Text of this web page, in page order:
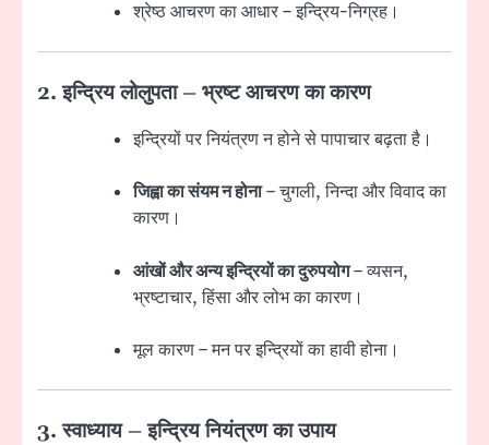
श्रेष्ठ आचरण का आधार – इन्द्रिय-निग्रह।
2. इन्द्रिय लोलुपता – भ्रष्ट आचरण का कारण
इन्द्रियों पर नियंत्रण न होने से पापाचार बढ़ता है।
जिह्वा का संयम न होना– चुगली, निन्दा और विवाद का
कारण।
आंखों और अन्य इन्द्रियों का दुरुपयोग– व्यसन,
भ्रष्टाचार, हिंसा और लोभ का कारण।
मूल कारण – मन पर इन्द्रियों का हावी होना।
3. स्वाध्याय – इन्द्रिय नियंत्रण का उपाय